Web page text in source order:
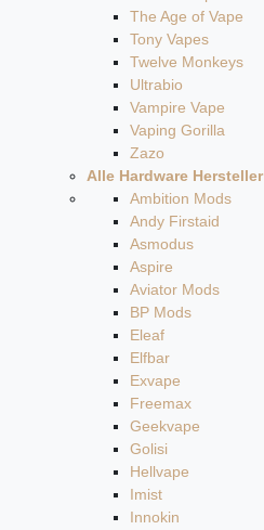
The Age of Vape
Tony Vapes
Twelve Monkeys
Ultrabio
Vampire Vape
Vaping Gorilla
Zazo
Alle Hardware Hersteller
Ambition Mods
Andy Firstaid
Asmodus
Aspire
Aviator Mods
BP Mods
Eleaf
Elfbar
Exvape
Freemax
Geekvape
Golisi
Hellvape
Imist
Innokin